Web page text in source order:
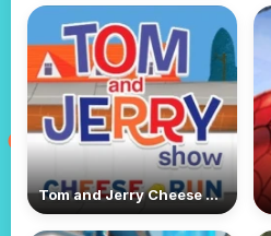
Tom and Jerry Cheese Run